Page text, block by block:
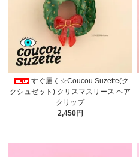
すぐ届く☆Coucou Suzette(ク
クシュゼット) クリスマスリース ヘア
クリップ
2,450円